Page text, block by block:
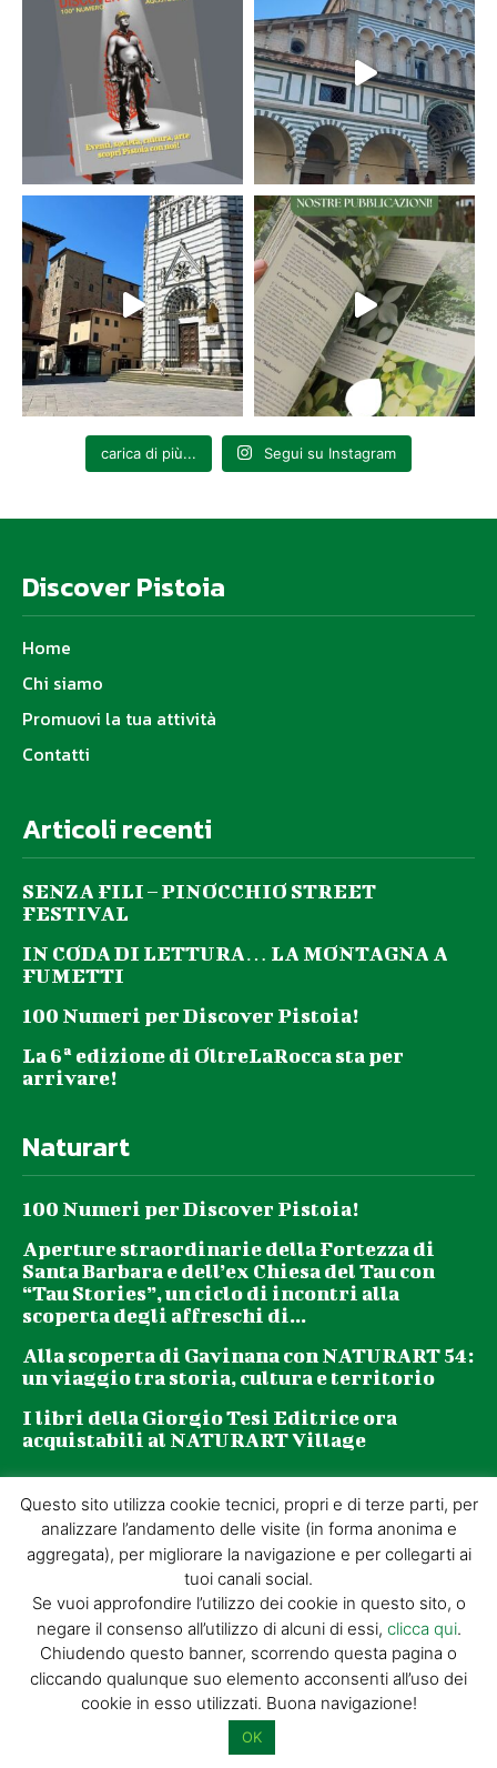
carica di più... Segui su Instagram
Discover Pistoia
Home
Chi siamo
Promuovi la tua attività
Contatti
Articoli recenti
SENZA FILI – PINOCCHIO STREET
FESTIVAL
IN CODA DI LETTURA… LA MONTAGNA A
FUMETTI
100 Numeri per Discover Pistoia!
La 6ª edizione di OltreLaRocca sta per
arrivare!
Naturart
100 Numeri per Discover Pistoia!
Aperture straordinarie della Fortezza di
Santa Barbara e dell’ex Chiesa del Tau con
“Tau Stories”, un ciclo di incontri alla
scoperta degli affreschi di...
Alla scoperta di Gavinana con NATURART 54:
un viaggio tra storia, cultura e territorio
I libri della Giorgio Tesi Editrice ora
acquistabili al NATURART Village
Newsletter
La tua email (richiesto)
Acconsento al trattamento dei miei dati personali per l’invio di
materiale informativo e promozionale tramite il servizio di
newsletter
Dimostra di essere umano selezionando
Questo sito utilizza cookie tecnici, propri e di terze parti, per
analizzare l’andamento delle visite (in forma anonima e
aggregata), per migliorare la navigazione e per collegarti ai
tuoi canali social.
Se vuoi approfondire l’utilizzo dei cookie in questo sito, o
negare il consenso all’utilizzo di alcuni di essi, clicca qui.
Chiudendo questo banner, scorrendo questa pagina o
cliccando qualunque suo elemento acconsenti all’uso dei
cookie in esso utilizzati. Buona navigazione!
OK